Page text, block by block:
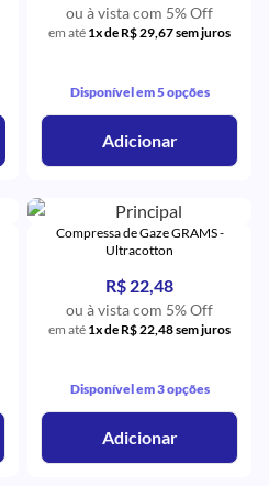
ou à vista com 5% Off
em até 1x de R$ 29,67 sem juros
Disponível em 5 opções
Adicionar
Compressa de Gaze GRAMS -
Ultracotton
R$ 22,48
ou à vista com 5% Off
em até 1x de R$ 22,48 sem juros
Disponível em 3 opções
Adicionar